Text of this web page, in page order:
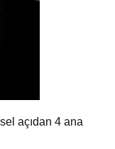
açıdan 4 ana